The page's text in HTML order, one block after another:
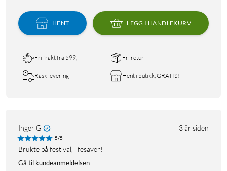
HENT LEGG I HANDLEKURV
Fri frakt fra 599,- Fri retur
Rask levering Hent i butikk, GRATIS!
Inger G 3 år siden
5/5
Brukte på festival, lifesaver!
Gå til kundeanmeldelsen